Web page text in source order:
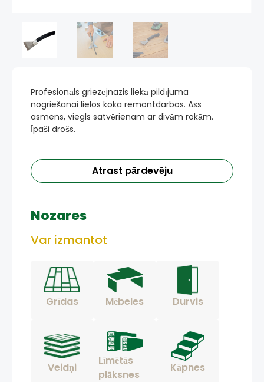
Profesionāls griezējnazis liekā pildījuma
nogriešanai lielos koka remontdarbos. Ass
asmens, viegls satvērienam ar divām rokām.
Īpaši drošs.
Atrast pārdevēju
Nozares
Var izmantot
Grīdas Mēbeles Durvis
Veidņi
Līmētās
plāksnes
Kāpnes